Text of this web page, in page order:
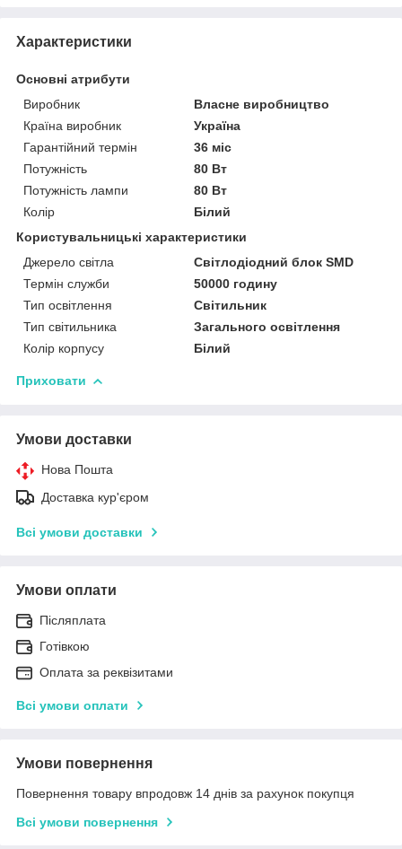
Характеристики
Основні атрибути
Виробник
Власне виробництво
Країна виробник
Україна
Гарантійний термін
36 міс
Потужність
80 Вт
Потужність лампи
80 Вт
Колір
Білий
Користувальницькі характеристики
Джерело світла
Світлодіодний блок SMD
Термін служби
50000 годину
Тип освітлення
Світильник
Тип світильника
Загального освітлення
Колір корпусу
Білий
Приховати
Умови доставки
Нова Пошта
Доставка кур'єром
Всі умови доставки
Умови оплати
Післяплата
Готівкою
Оплата за реквізитами
Всі умови оплати
Умови повернення
Повернення товару впродовж 14 днів за рахунок покупця
Всі умови повернення